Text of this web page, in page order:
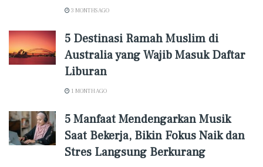
3 MONTHS AGO
5 Destinasi Ramah Muslim di
Australia yang Wajib Masuk Daftar
Liburan
1 MONTH AGO
5 Manfaat Mendengarkan Musik
Saat Bekerja, Bikin Fokus Naik dan
Stres Langsung Berkurang